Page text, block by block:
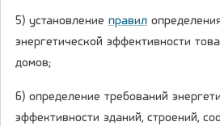
5) установление правил
энергетической эффективности
домов;
6) определение требований
эффективности зданий, строений,